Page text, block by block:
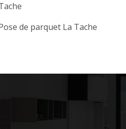
de parquet La Tache